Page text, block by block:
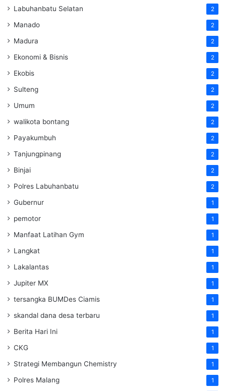
Labuhanbatu Selatan 2
Manado 2
Madura 2
Ekonomi & Bisnis 2
Ekobis 2
Sulteng 2
Umum 2
walikota bontang 2
Payakumbuh 2
Tanjungpinang 2
Binjai 2
Polres Labuhanbatu 2
Gubernur 1
pemotor 1
Manfaat Latihan Gym 1
Langkat 1
Lakalantas 1
Jupiter MX 1
tersangka BUMDes Ciamis 1
skandal dana desa terbaru 1
Berita Hari Ini 1
CKG 1
Strategi Membangun Chemistry 1
Polres Malang 1